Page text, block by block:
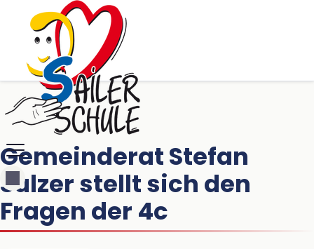
Gemeinderat Stefan
Sulzer stellt sich den
Fragen der 4c